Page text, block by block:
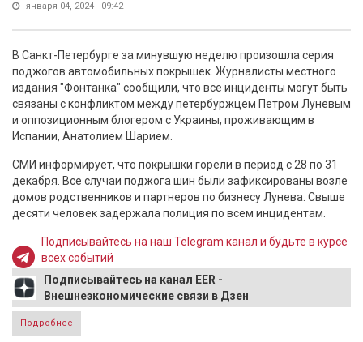
января 04, 2024 - 09:42
В Санкт-Петербурге за минувшую неделю произошла серия
поджогов автомобильных покрышек. Журналисты местного
издания "Фонтанка" сообщили, что все инциденты могут быть
связаны с конфликтом между петербуржцем Петром Луневым
и оппозиционным блогером с Украины, проживающим в
Испании, Анатолием Шарием.
СМИ информирует, что покрышки горели в период с 28 по 31
декабря. Все случаи поджога шин были зафиксированы возле
домов родственников и партнеров по бизнесу Лунева. Свыше
десяти человек задержала полиция по всем инцидентам.
Подписывайтесь на наш Telegram канал и будьте в курсе
всех событий
Подписывайтесь на канал EER -
Внешнеэкономические связи в Дзен
Подробнее
связаны с украинским блогером Шарием